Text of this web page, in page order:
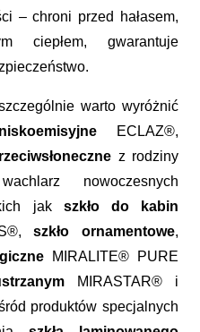
– chroni przed hałasem,
ciepłem, gwarantuje
warto wyróżnić
ECLAZ®,
z rodziny
nowoczesnych
jak szkło do kabin
szkło ornamentowe,
MIRALITE® PURE
MIRASTAR® i
produktów specjalnych